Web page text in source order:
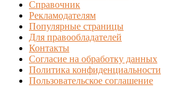
Справочник
Рекламодателям
Популярные страницы
Для правообладателей
Контакты
Согласие на обработку данных
Политика конфиденциальности
Пользовательское соглашение